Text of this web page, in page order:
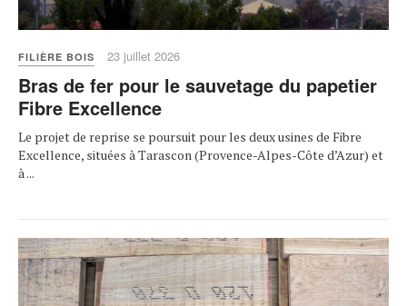
FILIÈRE BOIS 23 juillet 2026
Bras de fer pour le sauvetage du papetier
Fibre Excellence
Le projet de reprise se poursuit pour les deux usines de Fibre
Excellence, situées à Tarascon (Provence-Alpes-Côte d’Azur) et
à ...